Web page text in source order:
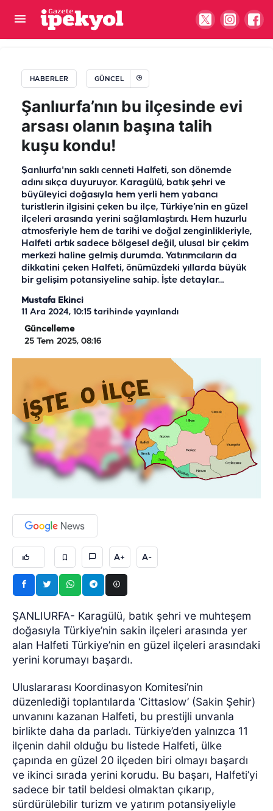
HABERLER GÜNCEL
Şanlıurfa’nın bu ilçesinde evi
arsası olanın başına talih
kuşu kondu!
Şanlıurfa'nın saklı cenneti Halfeti, son dönemde
adını sıkça duyuruyor. Karagülü, batık şehri ve
büyüleyici doğasıyla hem yerli hem yabancı
turistlerin ilgisini çeken bu ilçe, Türkiye’nin en güzel
ilçeleri arasında yerini sağlamlaştırdı. Hem huzurlu
atmosferiyle hem de tarihi ve doğal zenginlikleriyle,
Halfeti artık sadece bölgesel değil, ulusal bir çekim
merkezi haline gelmiş durumda. Yatırımcıların da
dikkatini çeken Halfeti, önümüzdeki yıllarda büyük
bir gelişim potansiyeline sahip. İşte detaylar…
Mustafa Ekinci
11 Ara 2024, 10:15 tarihinde yayınlandı
Güncelleme
25 Tem 2025, 08:16
A+ A-
ŞANLIURFA- Karagülü, batık şehri ve muhteşem
doğasıyla Türkiye’nin sakin ilçeleri arasında yer
alan Halfeti Türkiye’nin en güzel ilçeleri arasındaki
yerini korumayı başardı.
Uluslararası Koordinasyon Komitesi’nin
düzenlediği toplantılarda ‘Cittaslow’ (Sakin Şehir)
unvanını kazanan Halfeti, bu prestijli unvanla
birlikte daha da parladı. Türkiye’den yalnızca 11
ilçenin dahil olduğu bu listede Halfeti, ülke
çapında en güzel 20 ilçeden biri olmayı başardı
ve ikinci sırada yerini korudu. Bu başarı, Halfeti’yi
sadece bir tatil beldesi olmaktan çıkarıp,
sürdürülebilir turizm ve yatırım potansiyeliyle
Şehir hastanesi önünde toz tepki çekmişti!